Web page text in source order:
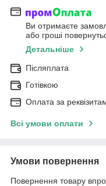
Ви отримаєте
або гроші
Детальніше
Післяплата
Готівкою
Оплата за
Всі умови оплати
Умови повернення
Повернення товару